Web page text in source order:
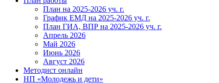
План на 2025-2026 уч. г.
График ЕМД на 2025-2026 уч. г.
План ГИА, ВПР на 2025-2026 уч. г.
Апрель 2026
Май 2026
Июнь 2026
Август 2026
Методист онлайн
НП «Молодежь и дети»